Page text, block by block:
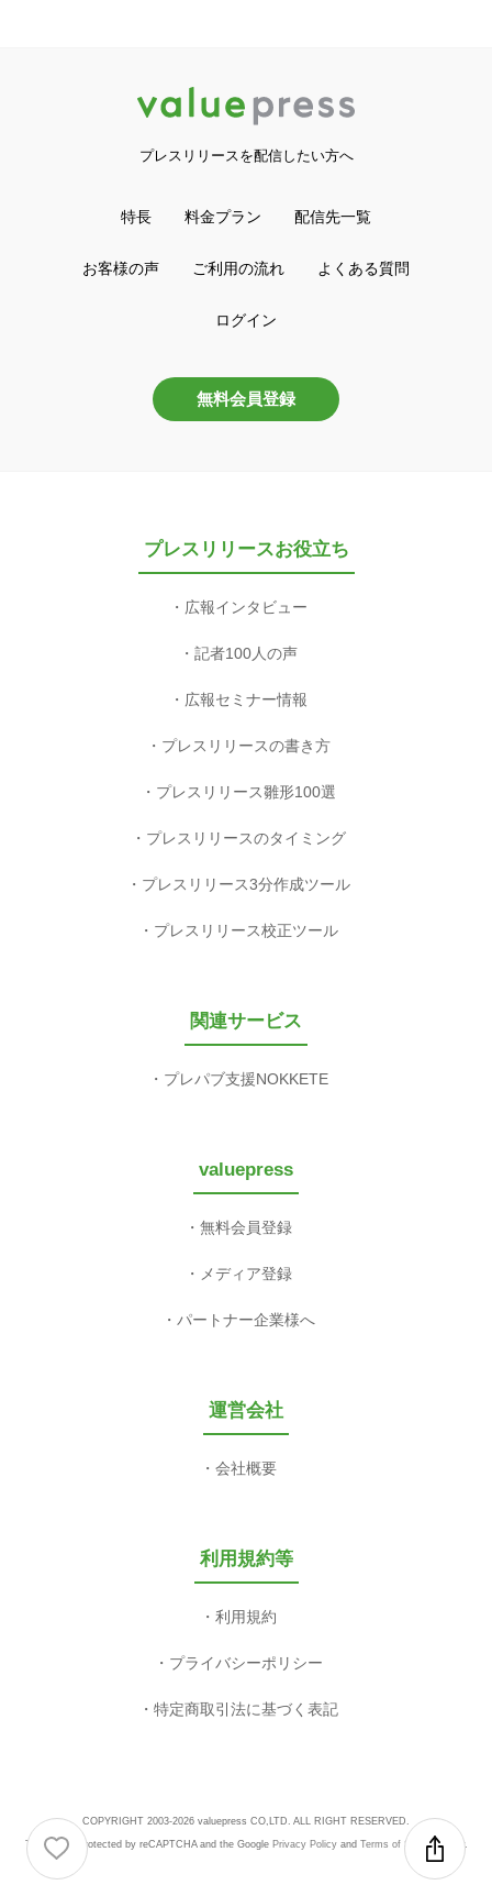
プレスリリースを配信したい方へ
特長 料金プラン 配信先一覧
お客様の声 ご利用の流れ よくある質問
ログイン
無料会員登録
プレスリリースお役立ち
広報インタビュー
記者100人の声
広報セミナー情報
プレスリリースの書き方
プレスリリース雛形100選
プレスリリースのタイミング
プレスリリース3分作成ツール
プレスリリース校正ツール
関連サービス
プレパブ支援NOKKETE
valuepress
無料会員登録
メディア登録
パートナー企業様へ
運営会社
会社概要
利用規約等
利用規約
プライバシーポリシー
特定商取引法に基づく表記
COPYRIGHT 2003-2026 valuepress CO,LTD. ALL RIGHT RESERVED.
This site is protected by reCAPTCHA and the Google Privacy Policyand Terms of Serviceapply.